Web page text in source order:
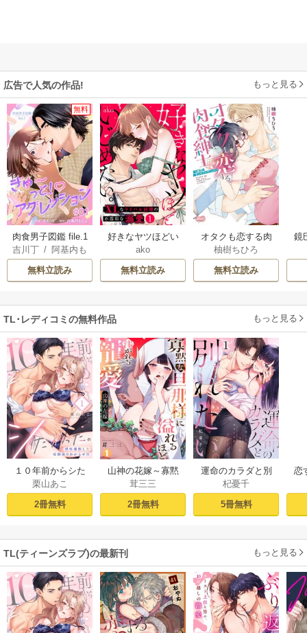
広告で人気の作品! もっと見る
無料
肉食男子図鑑 file.1
ぎゅ〜っと！アグ
レッション 【短
編】
吉川丁 / 阿基内も
どる
無料立読み
好きなヤツほどい
じめたい。XLなラ
イバル同期の不器
用な溺愛
ako
無料立読み
オタクも恋する肉
食紳士【単行本】
【電子限定特典
付】
柚樹ちひろ
無料立読み
鏡
TL･レディコミの無料作品 もっと見る
１０年前からシた
かった。～理性爆
散した幼馴染のわ
からせＨ（１）
栗山あこ
2冊無料
山神の花嫁～寡黙
な旦那様に溢れる
ほど注がれる寵愛
～【TL版】 1巻
茸三三
2冊無料
運命のカラダと別
れたい。～思い出
したくなかった、
元カレとのズブズ
杞憂千
5冊無料
恋
TL(ティーンズラブ)の最新刊 もっと見る